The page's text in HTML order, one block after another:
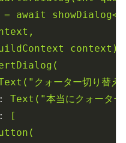
= await
context)
クォーター切り替
Text("本当にクォーター
[